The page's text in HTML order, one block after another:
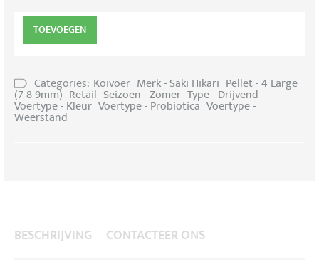
TOEVOEGEN
Categories: Koivoer Merk - Saki Hikari Pellet - 4 Large
(7-8-9mm) Retail Seizoen - Zomer Type - Drijvend
Voertype - Kleur Voertype - Probiotica Voertype -
Weerstand
BESCHRIJVING CONTACTEER ONS